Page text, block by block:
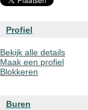
Profiel
Bekijk alle details
Maak een profiel
Blokkeren
Buren